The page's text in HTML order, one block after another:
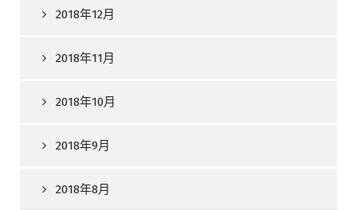
2018年12月
2018年11月
2018年10月
2018年9月
2018年8月